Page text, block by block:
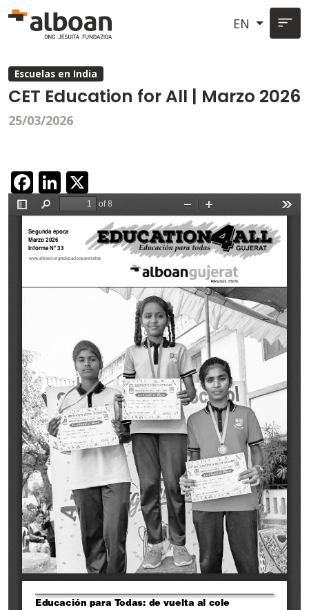
Skip to main content
EN
Escuelas en India
CET Education for All | Marzo 2026
25/03/2026
Facebook
LinkedIn